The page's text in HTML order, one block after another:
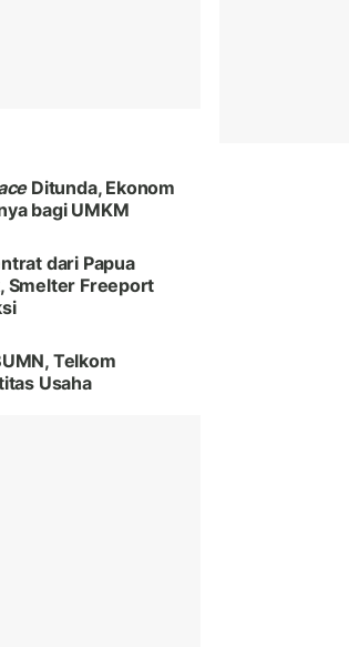
Ditunda, Ekonom
bagi UMKM
dari Papua
Smelter Freeport
Telkom
Usaha